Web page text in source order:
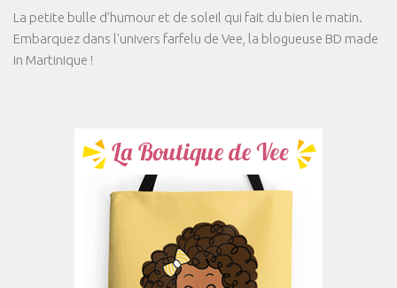
La petite bulle d’humour et de soleil qui fait du bien le matin.
Embarquez dans l'univers farfelu de Vee, la blogueuse BD made
in Martinique !